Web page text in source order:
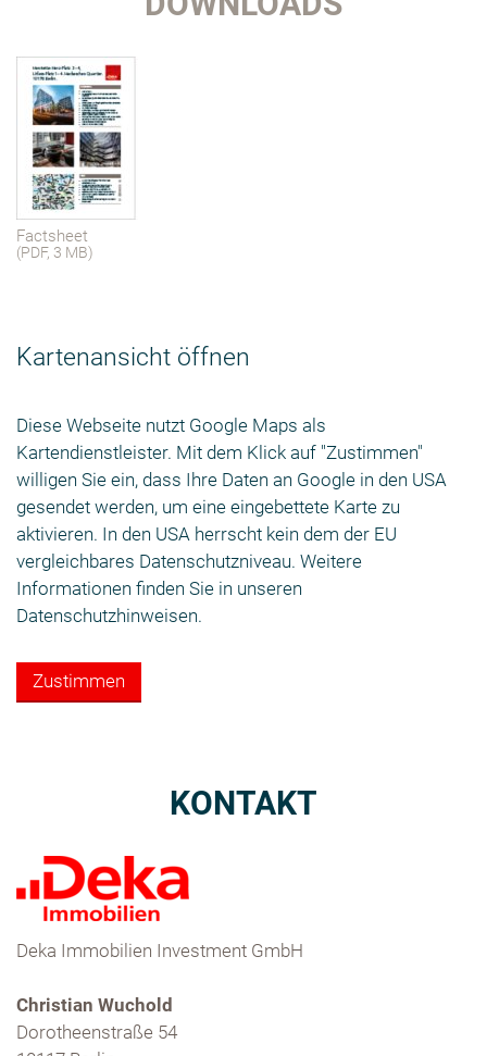
Factsheet
(PDF, 3 MB)
Kartenansicht öffnen
Diese Webseite nutzt Google Maps als
Kartendienstleister. Mit dem Klick auf "Zustimmen"
willigen Sie ein, dass Ihre Daten an Google in den USA
gesendet werden, um eine eingebettete Karte zu
aktivieren. In den USA herrscht kein dem der EU
vergleichbares Datenschutzniveau. Weitere
Informationen finden Sie in unseren
Datenschutzhinweisen.
Zustimmen
KONTAKT
Deka Immobilien Investment GmbH
Christian Wuchold
Dorotheenstraße 54